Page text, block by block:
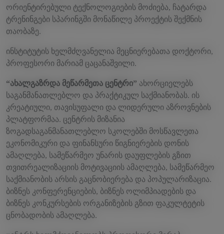
ორიენტირებული ტექნოლოგიების მოძიება, ჩატარდა
ტრენინგები სპარინგში მონაწილე პროექტის შექმნის
თაობაზე.
ინსტიტუტის ხელმძღვანელია მეცნიერებათა დოქტორი,
პროფესორი მარიამ ცაცანაშვილი.
“ახალგაზრდა მეწარმეთა ცენტრი” ახორციელებს
საგანმანათლებლო და პრაქტიკულ საქმიანობას. ის
კრეატიული, თავისუფალი და ლიდერული აზროვნების
პლატფორმაა. ცენტრის მიზანია
ზოგადსაგანმანათლებლო სკოლებში მოსწავლეთა
ეკონომიკური და ფინანსური წიგნიერების დონის
ამაღლება, სამეწარმეო უნარის დაუფლების გზით
თვითრეალიზაციის მოტივაციის ამაღლება, სამეწარმეო
საქმიანობის არსის გაცნობიერება და პოპულარიზაცია.
ბიზნეს კონფერენციების, ბიზნეს ოლიმპიადების და
ბიზნეს კონკურსების ორგანიზების გზით ფაკულტეტის
ცნობადობის ამაღლება.